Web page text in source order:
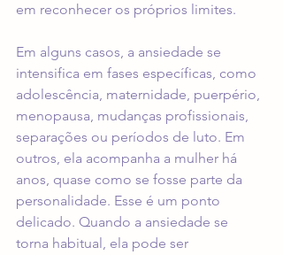
em reconhecer os próprios limites.
Em alguns casos, a ansiedade se
intensifica em fases específicas, como
adolescência, maternidade, puerpério,
menopausa, mudanças profissionais,
separações ou períodos de luto. Em
outros, ela acompanha a mulher há
anos, quase como se fosse parte da
personalidade. Esse é um ponto
delicado. Quando a ansiedade se
torna habitual, ela pode ser